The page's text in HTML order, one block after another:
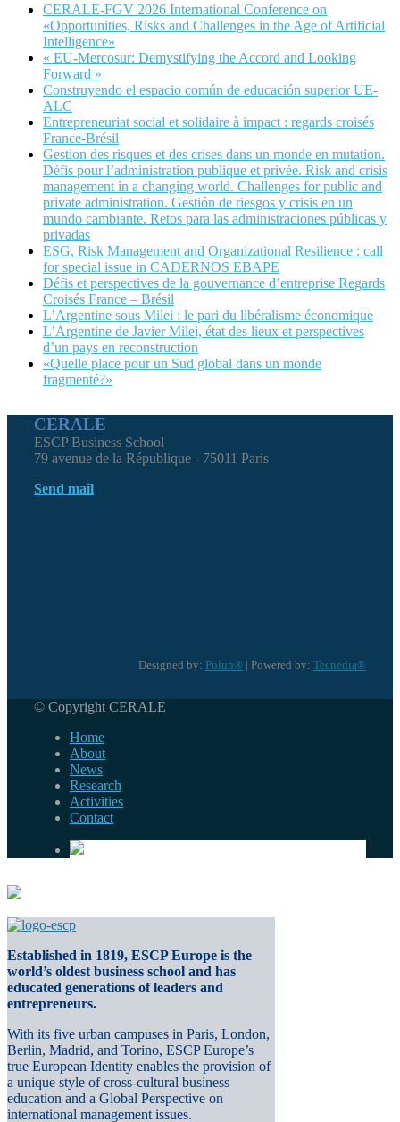
CERALE-FGV 2026 International Conference on
«Opportunities, Risks and Challenges in the Age of Artificial
Intelligence»
« EU-Mercosur: Demystifying the Accord and Looking
Forward »
Construyendo el espacio común de educación superior UE-
ALC
Entrepreneuriat social et solidaire à impact : regards croisés
France-Brésil
Gestion des risques et des crises dans un monde en mutation.
Défis pour l’administration publique et privée. Risk and crisis
management in a changing world. Challenges for public and
private administration. Gestión de riesgos y crisis en un
mundo cambiante. Retos para las administraciones públicas y
privadas
ESG, Risk Management and Organizational Resilience : call
for special issue in CADERNOS EBAPE
Défis et perspectives de la gouvernance d’entreprise Regards
Croisés France – Brésil
L’Argentine sous Milei : le pari du libéralisme économique
L’Argentine de Javier Milei, état des lieux et perspectives
d’un pays en reconstruction
«Quelle place pour un Sud global dans un monde
fragmenté?»
CERALE
ESCP Business School
79 avenue de la République - 75011 Paris
Send mail
Designed by: Polun® | Powered by: Tecnedia®
© Copyright CERALE
Home
About
News
Research
Activities
Contact
Established in 1819, ESCP Europe is the
world’s oldest business school and has
educated generations of leaders and
entrepreneurs.
With its five urban campuses in Paris, London,
Berlin, Madrid, and Torino, ESCP Europe’s
true European Identity enables the provision of
a unique style of cross-cultural business
education and a Global Perspective on
international management issues.